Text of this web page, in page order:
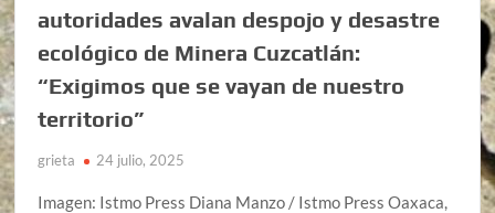
autoridades avalan despojo y desastre
ecológico de Minera Cuzcatlán:
“Exigimos que se vayan de nuestro
territorio”
grieta 24 julio, 2025
Imagen: Istmo Press Diana Manzo / Istmo Press Oaxaca,